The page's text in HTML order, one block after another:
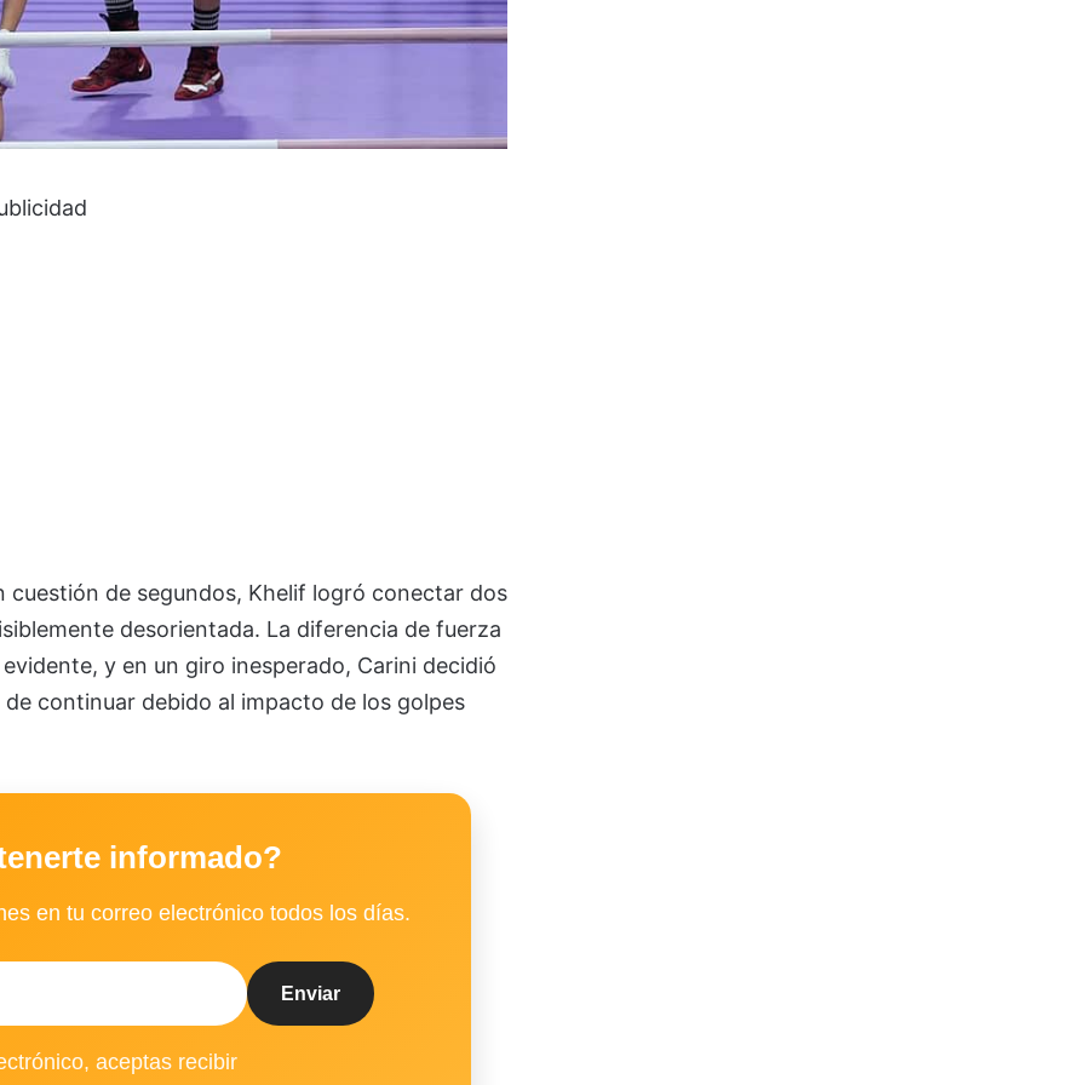
de segundos, Khelif logró conectar dos
desorientada. La diferencia de fuerza
y en un giro inesperado, Carini decidió
continuar debido al impacto de los golpes
informado?
en tu correo electrónico todos los días.
aceptas recibir